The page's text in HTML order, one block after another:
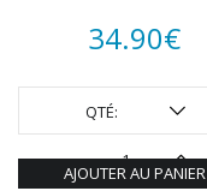
34.90€
QTÉ:
AJOUTER AU PANIER